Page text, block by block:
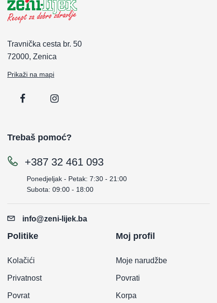
Travnička cesta br. 50
72000, Zenica
Prikaži na mapi
Trebaš pomoć?
+387 32 461 093
Ponedjeljak - Petak: 7:30 - 21:00
Subota: 09:00 - 18:00
info@zeni-lijek.ba
Politike
Kolačići
Privatnost
Povrat
Moj profil
Moje narudžbe
Povrati
Korpa